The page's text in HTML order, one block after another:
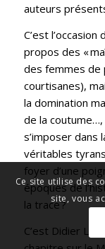
auteurs
C’est
propos des «
des femmes de
courtisanes),
la domination
de la
s’imposer dans
véritables
foyer d’une
époques de
la trace ?
C’est Didier
Ce site utilise des
site, vous